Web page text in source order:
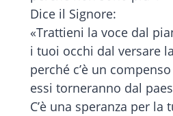
Dice il Signore:
«Trattieni la voce dal
i tuoi occhi dal versare
perché c’è un
essi torneranno dal
C’è una speranza per la